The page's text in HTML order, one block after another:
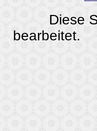
Diese
bearbeitet.